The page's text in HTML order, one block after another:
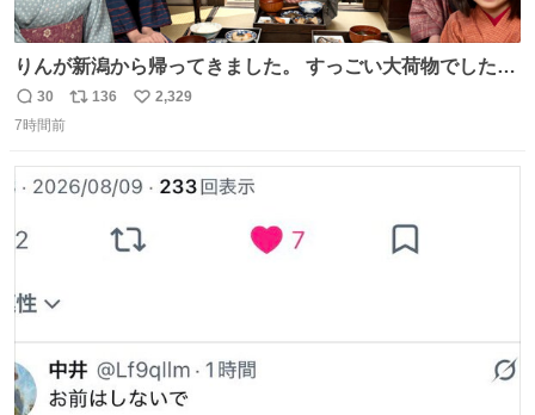
りんが新潟から帰ってきました。 すっごい大荷物でした
ね…… 久しぶりにみんなそろってのご飯。 安はおめでた。
環もうれしそうでした。 👇りん、おかえりなさい
薫る #風薫るオフショット 見上愛 上坂樹里 水野美紀 早坂
返
信
30
リ
ト
136
い
数
2,329
7時間前